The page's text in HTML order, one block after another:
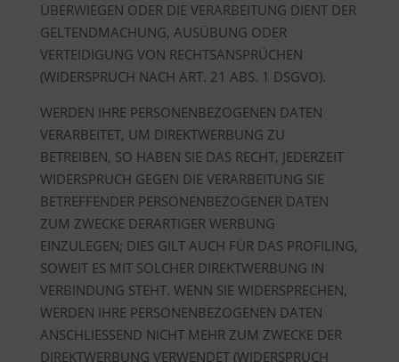
ÜBERWIEGEN ODER DIE VERARBEITUNG DIENT DER
GELTENDMACHUNG, AUSÜBUNG ODER
VERTEIDIGUNG VON RECHTSANSPRÜCHEN
(WIDERSPRUCH NACH ART. 21 ABS. 1 DSGVO).
WERDEN IHRE PERSONENBEZOGENEN DATEN
VERARBEITET, UM DIREKTWERBUNG ZU
BETREIBEN, SO HABEN SIE DAS RECHT, JEDERZEIT
WIDERSPRUCH GEGEN DIE VERARBEITUNG SIE
BETREFFENDER PERSONENBEZOGENER DATEN
ZUM ZWECKE DERARTIGER WERBUNG
EINZULEGEN; DIES GILT AUCH FÜR DAS PROFILING,
SOWEIT ES MIT SOLCHER DIREKTWERBUNG IN
VERBINDUNG STEHT. WENN SIE WIDERSPRECHEN,
WERDEN IHRE PERSONENBEZOGENEN DATEN
ANSCHLIESSEND NICHT MEHR ZUM ZWECKE DER
DIREKTWERBUNG VERWENDET (WIDERSPRUCH